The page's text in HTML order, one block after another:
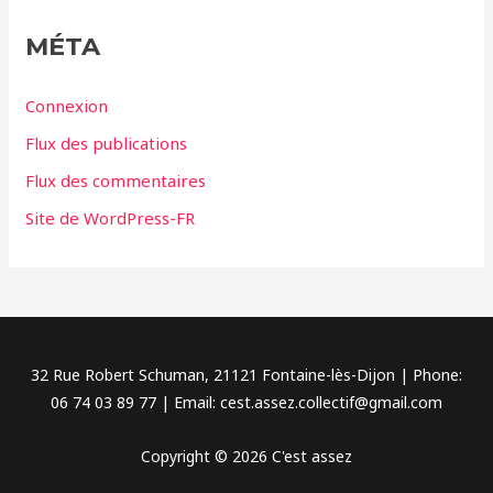
r
MÉTA
Connexion
Flux des publications
Flux des commentaires
Site de WordPress-FR
32 Rue Robert Schuman, 21121 Fontaine-lès-Dijon | Phone:
06 74 03 89 77 | Email: cest.assez.collectif@gmail.com
Copyright © 2026 C'est assez